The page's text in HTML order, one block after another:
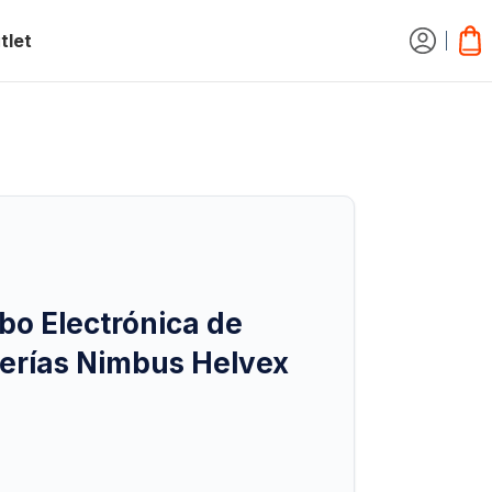
Electrónica de
Nimbus Helvex